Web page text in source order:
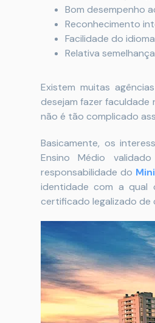
Bom desempenho
Reconhecimento
Facilidade do
Relativa
Existem muitas
desejam fazer
não é tão complicado
Basicamente, os
Ensino Médio
responsabilidade do
identidade com a qual
certificado legalizado de